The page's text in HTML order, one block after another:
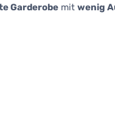
Garderobe mit wenig